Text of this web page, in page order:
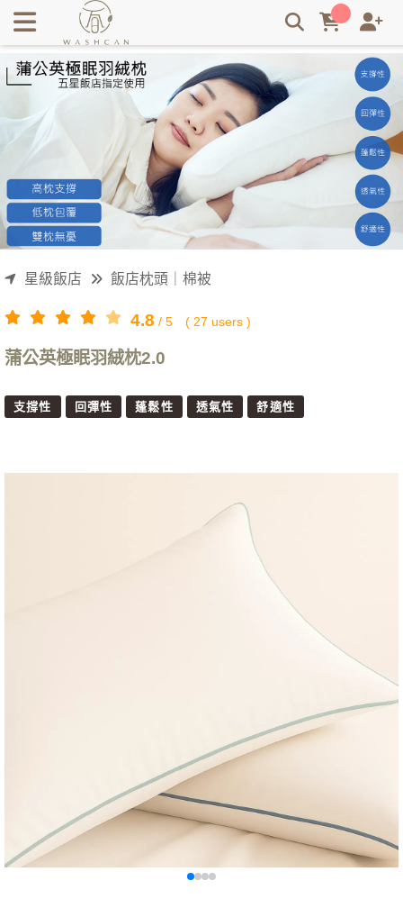
五星級飯店御用羽絨枕，還你一個舒適的睡眠環境 | Washcan
星級飯店 飯店枕頭｜棉被
4.8 / 5 ( 27 users )
蒲公英極眠羽絨枕2.0
支撐性 回彈性 蓬鬆性 透氣性 舒適性